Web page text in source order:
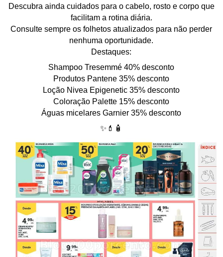
Descubra ainda cuidados para o cabelo, rosto e corpo que
facilitam a rotina diária.
Consulte sempre os folhetos atualizados para não perder
nenhuma oportunidade.
Destaques:
Shampoo Tresemmé 40% desconto
Produtos Pantene 35% desconto
Loção Nivea Epigenetic 35% desconto
Coloração Palette 15% desconto
Águas micelares Garnier 35% desconto
✨💄🧴